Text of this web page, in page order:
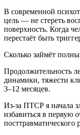
В современной
цель — не стереть
поверхность. Когда
перестаёт быть
Сколько займёт
Продолжительность
динамики, тяжести
3–12 месяцев.
Из-за ПТСР я начала
избавиться в первую
посттравматического